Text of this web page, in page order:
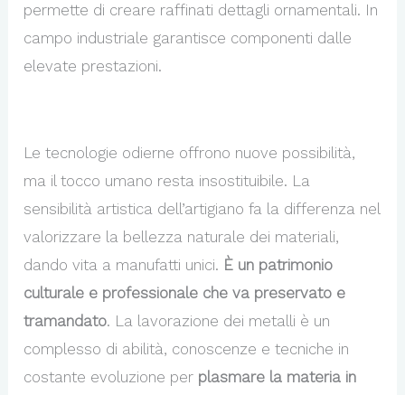
permette di creare raffinati dettagli ornamentali. In
campo industriale garantisce componenti dalle
elevate prestazioni.
Le tecnologie odierne offrono nuove possibilità,
ma il tocco umano resta insostituibile. La
sensibilità artistica dell’artigiano fa la differenza nel
valorizzare la bellezza naturale dei materiali,
dando vita a manufatti unici. È un patrimonio
culturale e professionale che va preservato e
tramandato. La lavorazione dei metalli è un
complesso di abilità, conoscenze e tecniche in
costante evoluzione per plasmare la materia in